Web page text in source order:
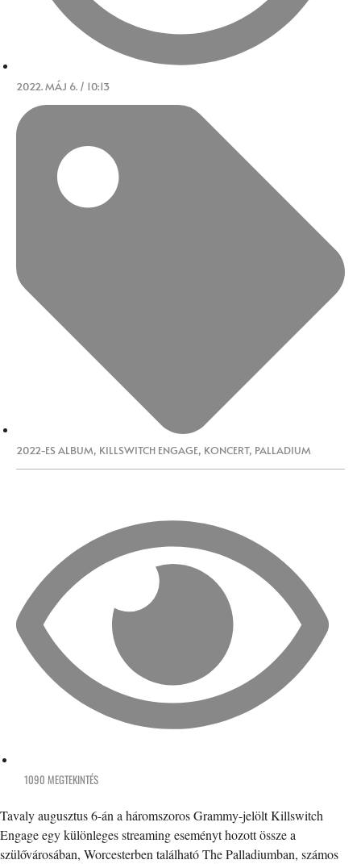
2022. MÁJ 6. / 10:13
2022-ES ALBUM, KILLSWITCH ENGAGE, KONCERT, PALLADIUM
1090 MEGTEKINTÉS
Tavaly augusztus 6-án a háromszoros Grammy-jelölt Killswitch
Engage egy különleges streaming eseményt hozott össze a
szülővárosában, Worcesterben található The Palladiumban, számos